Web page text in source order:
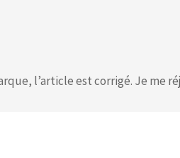
l’article est corrigé. Je me